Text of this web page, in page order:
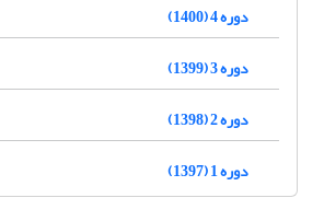
دوره 4 (1400)
دوره 3 (1399)
دوره 2 (1398)
دوره 1 (1397)